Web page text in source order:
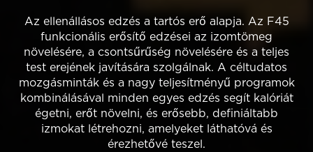
Az ellenállásos edzés a tartós erő alapja. Az F45
funkcionális erősítő edzései az izomtömeg
növelésére, a csontsűrűség növelésére és a teljes
test erejének javítására szolgálnak. A céltudatos
mozgásminták és a nagy teljesítményű programok
kombinálásával minden egyes edzés segít kalóriát
égetni, erőt növelni, és erősebb, definiáltabb
izmokat létrehozni, amelyeket láthatóvá és
érezhetővé teszel.